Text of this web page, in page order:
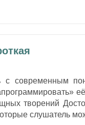
с современным
творений
слушатель